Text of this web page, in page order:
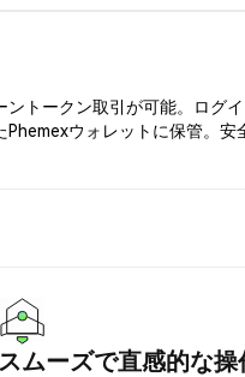
トークン取引が可能。ログイ
ウォレットに保管。安
スムーズで直感的な操